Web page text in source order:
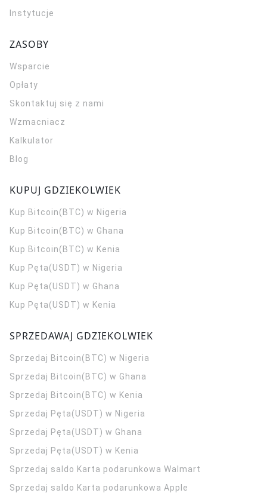
Instytucje
ZASOBY
Wsparcie
Opłaty
Skontaktuj się z nami
Wzmacniacz
Kalkulator
Blog
KUPUJ GDZIEKOLWIEK
Kup Bitcoin(BTC) w Nigeria
Kup Bitcoin(BTC) w Ghana
Kup Bitcoin(BTC) w Kenia
Kup Pęta(USDT) w Nigeria
Kup Pęta(USDT) w Ghana
Kup Pęta(USDT) w Kenia
SPRZEDAWAJ GDZIEKOLWIEK
Sprzedaj Bitcoin(BTC) w Nigeria
Sprzedaj Bitcoin(BTC) w Ghana
Sprzedaj Bitcoin(BTC) w Kenia
Sprzedaj Pęta(USDT) w Nigeria
Sprzedaj Pęta(USDT) w Ghana
Sprzedaj Pęta(USDT) w Kenia
Sprzedaj saldo Karta podarunkowa Walmart
Sprzedaj saldo Karta podarunkowa Apple